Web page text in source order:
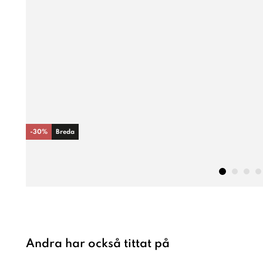
-30% Breda
Andra har också tittat på